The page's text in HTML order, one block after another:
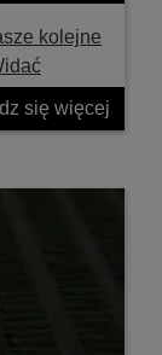
kolejne
się więcej